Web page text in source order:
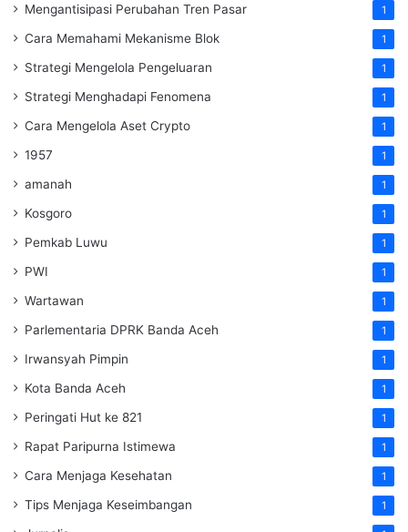
Mengantisipasi Perubahan Tren Pasar 1
Cara Memahami Mekanisme Blok 1
Strategi Mengelola Pengeluaran 1
Strategi Menghadapi Fenomena 1
Cara Mengelola Aset Crypto 1
1957 1
amanah 1
Kosgoro 1
Pemkab Luwu 1
PWI 1
Wartawan 1
Parlementaria DPRK Banda Aceh 1
Irwansyah Pimpin 1
Kota Banda Aceh 1
Peringati Hut ke 821 1
Rapat Paripurna Istimewa 1
Cara Menjaga Kesehatan 1
Tips Menjaga Keseimbangan 1